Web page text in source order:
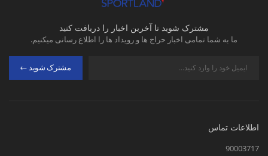
مشترک شوید تا آخرین اخبار را دریافت کنید
ما به شما تمامی اخبار حراج ها و رویداد ها را اطلاع رسانی میکنیم.
مشترک شوید
اطلاعات تماس
90003717